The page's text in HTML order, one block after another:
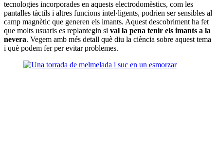
tecnologies incorporades en aquests electrodomèstics, com les
pantalles tàctils i altres funcions intel·ligents, podrien ser sensibles al
camp magnètic que generen els imants. Aquest descobriment ha fet
que molts usuaris es replantegin si val la pena tenir els imants a la
nevera. Vegem amb més detall què diu la ciència sobre aquest tema
i què podem fer per evitar problemes.